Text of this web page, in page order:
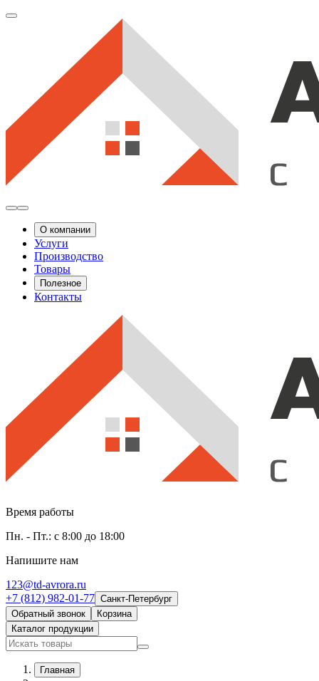
О компании
Услуги
Производство
Товары
Полезное
Контакты
Время работы
Пн. - Пт.: с 8:00 до 18:00
Напишите нам
123@td-avrora.ru
+7 (812) 982-01-77 Санкт-Петербург
Обратный звонок
Корзина
Каталог продукции
Главная